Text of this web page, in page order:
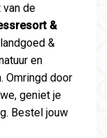
van de
&
&
en
Omringd door
geniet je
Bestel jouw